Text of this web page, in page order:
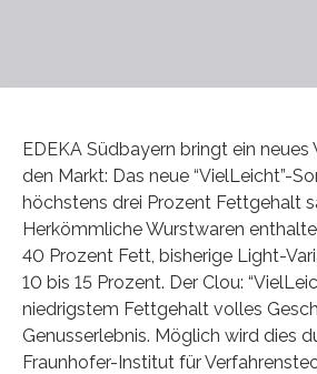
EDEKA Südbayern bringt ein
den Markt: Das neue “VielLeicht”-
höchstens drei Prozent Fettgehalt
Herkömmliche Wurstwaren
40 Prozent Fett, bisherige Light-
10 bis 15 Prozent. Der Clou:
niedrigstem Fettgehalt volles
Genusserlebnis. Möglich wird dies
Fraunhofer-Institut für